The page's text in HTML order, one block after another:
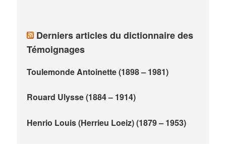
Derniers articles du dictionnaire des
Témoignages
Toulemonde Antoinette (1898 – 1981)
Rouard Ulysse (1884 – 1914)
Henrio Louis (Herrieu Loeiz) (1879 – 1953)